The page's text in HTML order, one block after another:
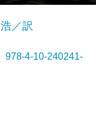
／訳
4-10-240241-